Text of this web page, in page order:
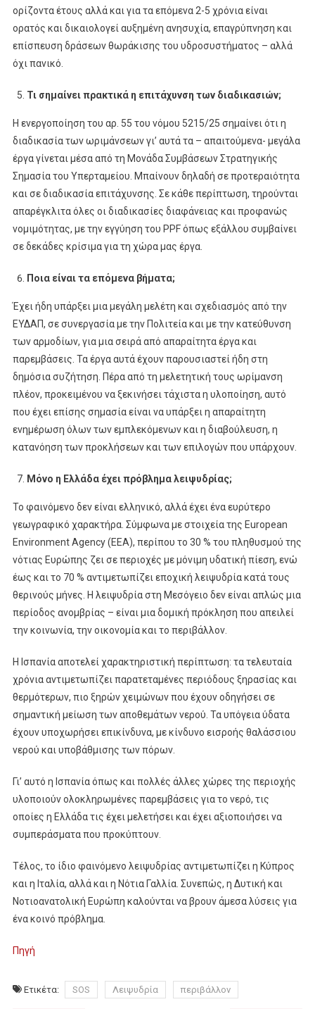
ορίζοντα έτους αλλά και για τα επόμενα 2-5 χρόνια είναι
ορατός και δικαιολογεί αυξημένη ανησυχία, επαγρύπνηση και
επίσπευση δράσεων θωράκισης του υδροσυστήματος – αλλά
όχι πανικό.
Τι σημαίνει πρακτικά η επιτάχυνση των διαδικασιών;
Η ενεργοποίηση του αρ. 55 του νόμου 5215/25 σημαίνει ότι η
διαδικασία των ωριμάνσεων γι’ αυτά τα – απαιτούμενα- μεγάλα
έργα γίνεται μέσα από τη Μονάδα Συμβάσεων Στρατηγικής
Σημασία του Υπερταμείου. Μπαίνουν δηλαδή σε προτεραιότητα
και σε διαδικασία επιτάχυνσης. Σε κάθε περίπτωση, τηρούνται
απαρέγκλιτα όλες οι διαδικασίες διαφάνειας και προφανώς
νομιμότητας, με την εγγύηση του PPF όπως εξάλλου συμβαίνει
σε δεκάδες κρίσιμα για τη χώρα μας έργα.
Ποια είναι τα επόμενα βήματα;
Έχει ήδη υπάρξει μια μεγάλη μελέτη και σχεδιασμός από την
ΕΥΔΑΠ, σε συνεργασία με την Πολιτεία και με την κατεύθυνση
των αρμοδίων, για μια σειρά από απαραίτητα έργα και
παρεμβάσεις. Τα έργα αυτά έχουν παρουσιαστεί ήδη στη
δημόσια συζήτηση. Πέρα από τη μελετητική τους ωρίμανση
πλέον, προκειμένου να ξεκινήσει τάχιστα η υλοποίηση, αυτό
που έχει επίσης σημασία είναι να υπάρξει η απαραίτητη
ενημέρωση όλων των εμπλεκόμενων και η διαβούλευση, η
κατανόηση των προκλήσεων και των επιλογών που υπάρχουν.
Μόνο η Ελλάδα έχει πρόβλημα λειψυδρίας;
Το φαινόμενο δεν είναι ελληνικό, αλλά έχει ένα ευρύτερο
γεωγραφικό χαρακτήρα. Σύμφωνα με στοιχεία της European
Environment Agency (EEA), περίπου το 30 % του πληθυσμού της
νότιας Ευρώπης ζει σε περιοχές με μόνιμη υδατική πίεση, ενώ
έως και το 70 % αντιμετωπίζει εποχική λειψυδρία κατά τους
θερινούς μήνες. Η λειψυδρία στη Μεσόγειο δεν είναι απλώς μια
περίοδος ανομβρίας – είναι μια δομική πρόκληση που απειλεί
την κοινωνία, την οικονομία και το περιβάλλον.
Η Ισπανία αποτελεί χαρακτηριστική περίπτωση: τα τελευταία
χρόνια αντιμετωπίζει παρατεταμένες περιόδους ξηρασίας και
θερμότερων, πιο ξηρών χειμώνων που έχουν οδηγήσει σε
σημαντική μείωση των αποθεμάτων νερού. Τα υπόγεια ύδατα
έχουν υποχωρήσει επικίνδυνα, με κίνδυνο εισροής θαλάσσιου
νερού και υποβάθμισης των πόρων.
Γι’ αυτό η Ισπανία όπως και πολλές άλλες χώρες της περιοχής
υλοποιούν ολοκληρωμένες παρεμβάσεις για το νερό, τις
οποίες η Ελλάδα τις έχει μελετήσει και έχει αξιοποιήσει να
συμπεράσματα που προκύπτουν.
Τέλος, το ίδιο φαινόμενο λειψυδρίας αντιμετωπίζει η Κύπρος
και η Ιταλία, αλλά και η Νότια Γαλλία. Συνεπώς, η Δυτική και
Νοτιοανατολική Ευρώπη καλούνται να βρουν άμεσα λύσεις για
ένα κοινό πρόβλημα.
Πηγή
Ετικέτα: SOS Λειψυδρία περιβάλλον